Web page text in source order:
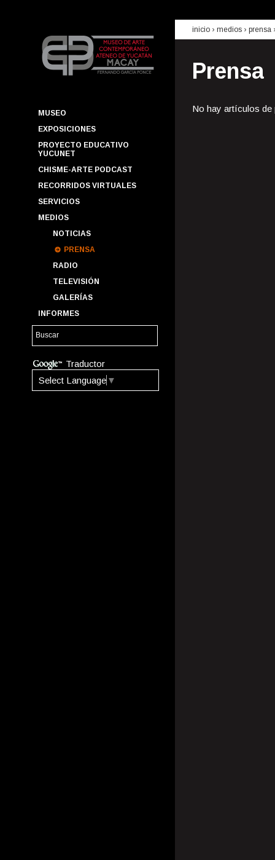
MUSEO
EXPOSICIONES
PROYECTO EDUCATIVO
YUCUNET
CHISME-ARTE PODCAST
RECORRIDOS VIRTUALES
SERVICIOS
MEDIOS
NOTICIAS
PRENSA
RADIO
TELEVISIÓN
GALERÍAS
INFORMES
Traductor
Select Language ▼
inicio › medios › prensa
Prensa
No hay artículos de